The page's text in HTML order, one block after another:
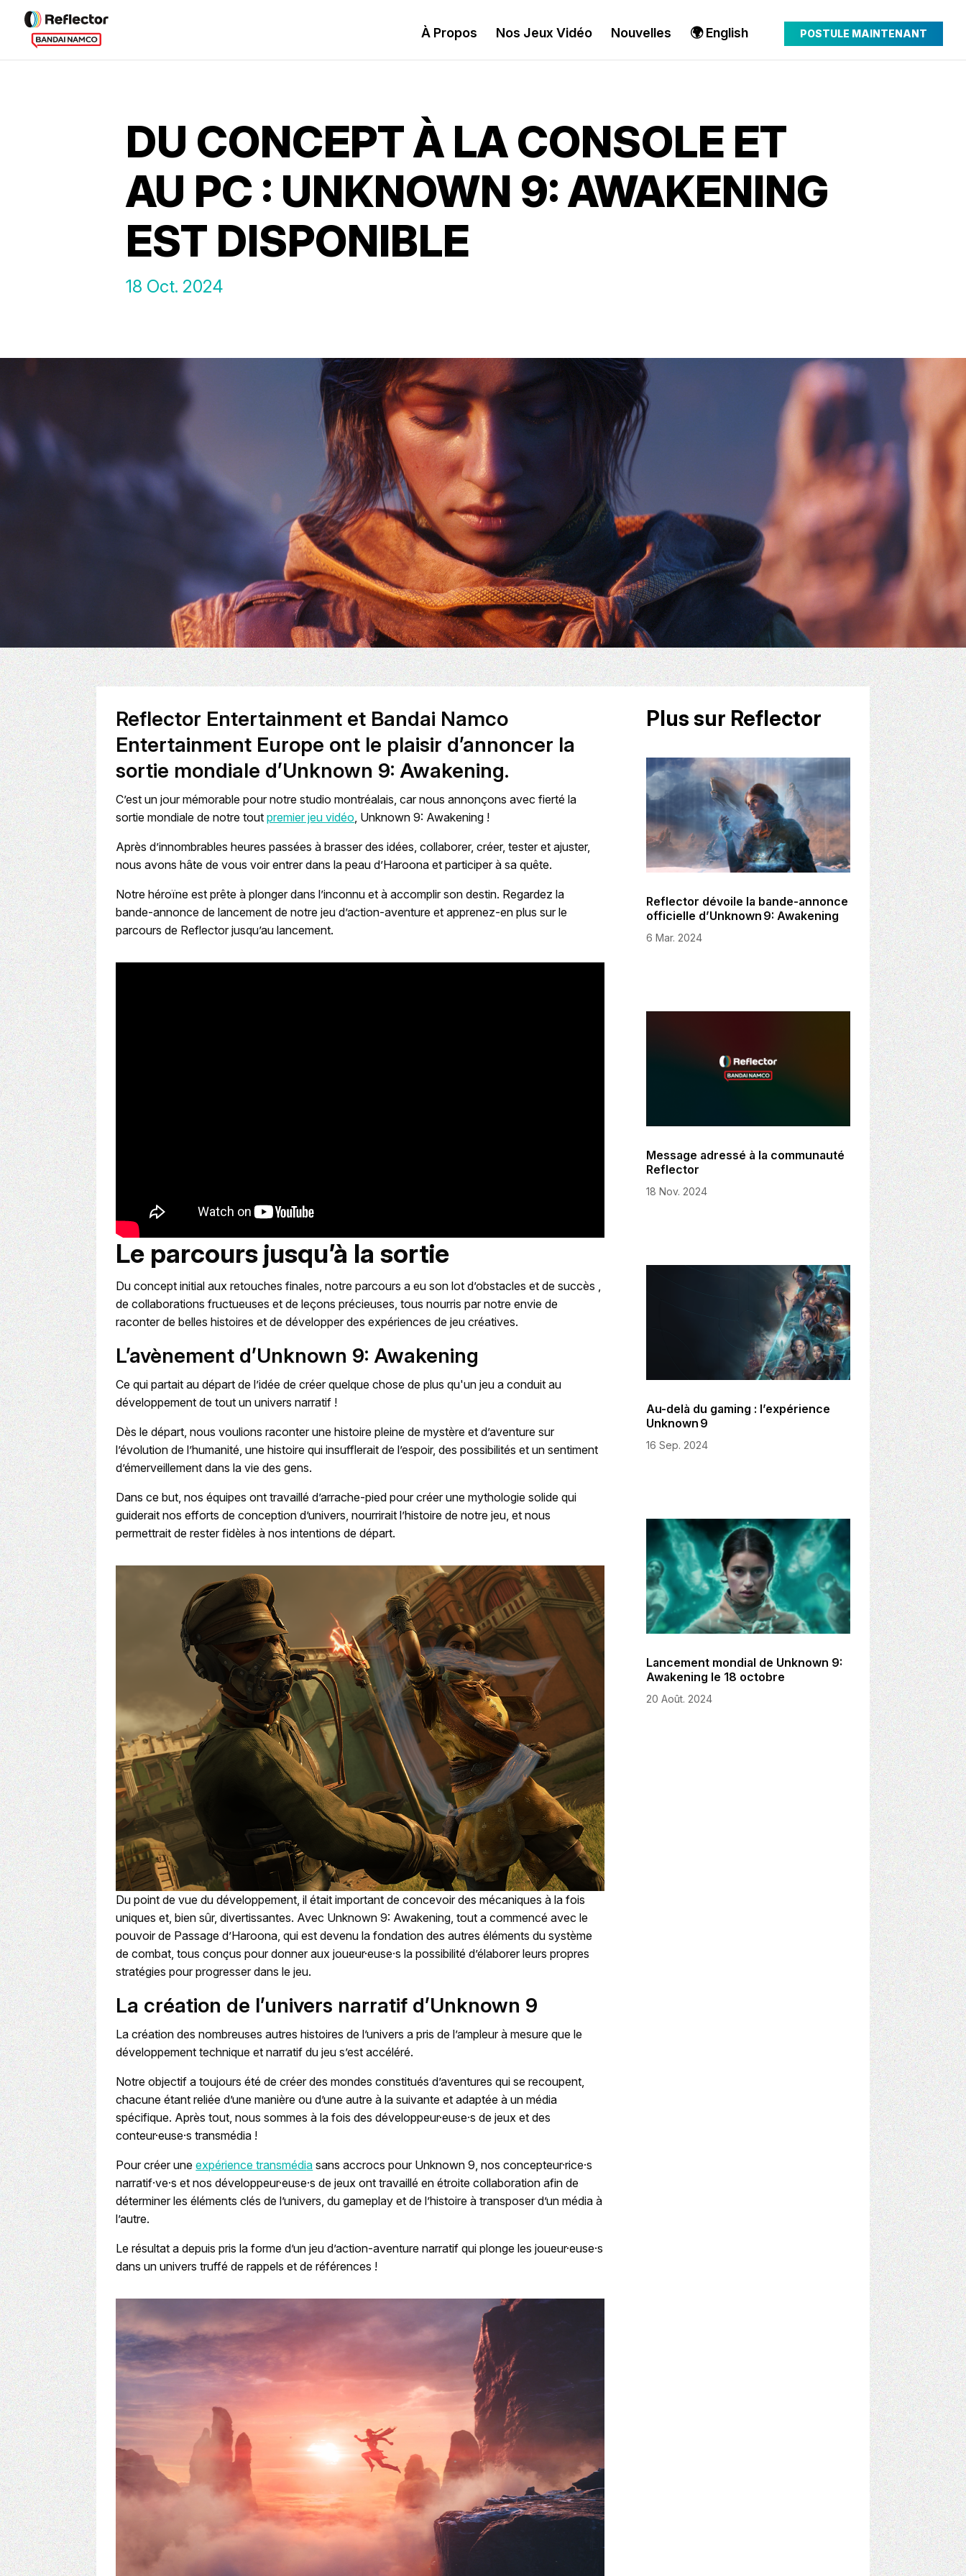
À Propos Nos Jeux Vidéo Nouvelles 🌍 English POSTULE MAINTENANT
DU CONCEPT À LA CONSOLE ET
AU PC : UNKNOWN 9: AWAKENING
EST DISPONIBLE
18 Oct. 2024
Reflector Entertainment et Bandai Namco
Entertainment Europe ont le plaisir d’annoncer la
sortie mondiale d’Unknown 9: Awakening.
C’est un jour mémorable pour notre studio montréalais, car nous annonçons avec fierté la
sortie mondiale de notre toutpremier jeu vidéo, Unknown 9: Awakening !
Après d’innombrables heures passées à brasser des idées, collaborer, créer, tester et ajuster,
nous avons hâte de vous voir entrer dans la peau d’Haroona et participer à sa quête.
Notre héroïne est prête à plonger dans l’inconnu et à accomplir son destin. Regardez la
bande-annonce de lancement de notre jeu d’action-aventure et apprenez-en plus sur le
parcours de Reflector jusqu’au lancement.
Le parcours jusqu’à la sortie
Du concept initial aux retouches finales, notre parcours a eu son lot d’obstacles et de succès ,
de collaborations fructueuses et de leçons précieuses, tous nourris par notre envie de
raconter de belles histoires et de développer des expériences de jeu créatives.
L’avènement d’Unknown 9: Awakening
Ce qui partait au départ de l’idée de créer quelque chose de plus qu'un jeu a conduit au
développement de tout un univers narratif !
Dès le départ, nous voulions raconter une histoire pleine de mystère et d’aventure sur
l’évolution de l’humanité, une histoire qui insufflerait de l’espoir, des possibilités et un sentiment
d’émerveillement dans la vie des gens.
Dans ce but, nos équipes ont travaillé d’arrache-pied pour créer une mythologie solide qui
guiderait nos efforts de conception d’univers, nourrirait l’histoire de notre jeu, et nous
permettrait de rester fidèles à nos intentions de départ.
Du point de vue du développement, il était important de concevoir des mécaniques à la fois
uniques et, bien sûr, divertissantes. Avec Unknown 9: Awakening , tout a commencé avec le
pouvoir de Passage d’Haroona, qui est devenu la fondation des autres éléments du système
de combat, tous conçus pour donner aux joueur·euse·s la possibilité d’élaborer leurs propres
stratégies pour progresser dans le jeu.
La création de l’univers narratif d’Unknown 9
La création des nombreuses autres histoires de l’univers a pris de l’ampleur à mesure que le
développement technique et narratif du jeu s’est accéléré.
Notre objectif a toujours été de créer des mondes constitués d’aventures qui se recoupent,
chacune étant reliée d’une manière ou d’une autre à la suivante et adaptée à un média
spécifique. Après tout, nous sommes à la fois des développeur·euse·s de jeux et des
conteur·euse·s transmédia !
Pour créer uneexpérience transmédia sans accrocs pour Unknown 9, nos concepteur·rice·s
narratif·ve·s et nos développeur·euse·s de jeux ont travaillé en étroite collaboration afin de
déterminer les éléments clés de l’univers, du gameplay et de l’histoire à transposer d’un média à
l’autre.
Le résultat a depuis pris la forme d’un jeu d’action-aventure narratif qui plonge les joueur·euse·s
dans un univers truffé de rappels et de références !
Plus sur Reflector
Reflector dévoile la bande-annonce
officielle d’Unknown 9: Awakening
6 Mar. 2024
Message adressé à la communauté
Reflector
18 Nov. 2024
Au-delà du gaming : l’expérience
Unknown 9
16 Sep. 2024
Lancement mondial de Unknown 9:
Awakening le 18 octobre
20 Août. 2024